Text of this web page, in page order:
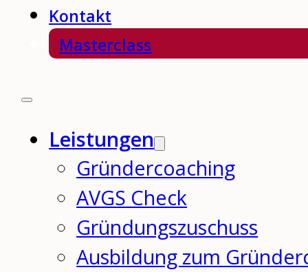
Kontakt
Masterclass
Leistungen
Gründercoaching
AVGS Check
Gründungszuschuss
Ausbildung zum